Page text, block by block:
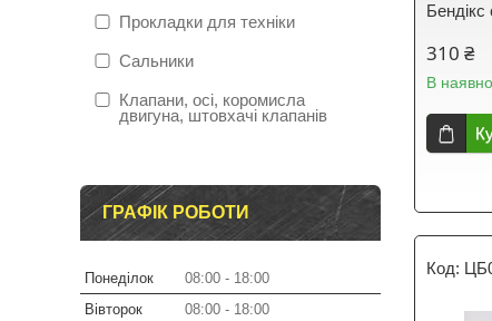
310 ₴
В
Прокладки для техніки
Сальники
Клапани, осі, коромисла
двигуна, штовхачі клапанів
ГРАФІК РОБОТИ
Понеділок 08:00
18:00
Вівторок
08:00
18:00